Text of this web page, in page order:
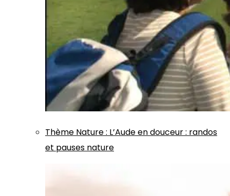
Thème Nature: L’Aude en douceur : randos
et pauses nature